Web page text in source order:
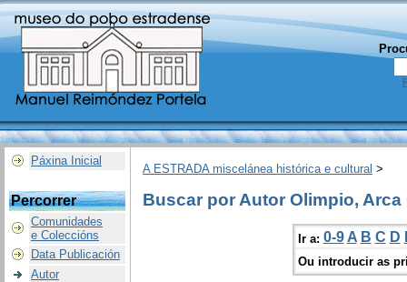
Páxina Inicial
Percorrer
Comunidades
e Coleccións
Data Publicación
Autor
A ESTRADA miscelánea histórica e cultural >
Buscar por Autor Olimpio, Arca
Ir a: 0-9 A B C D
Ou introducir as